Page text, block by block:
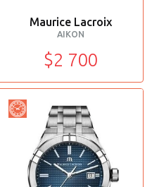
Maurice Lacroix
AIKON
$2 700